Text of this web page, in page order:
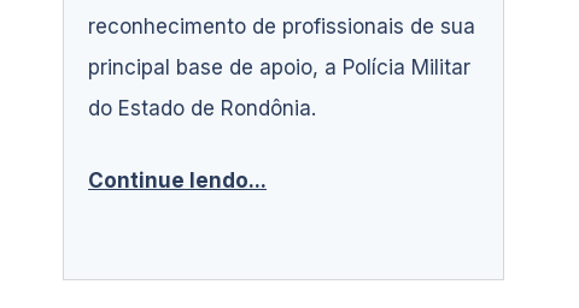
reconhecimento de profissionais de sua
principal base de apoio, a Polícia Militar
do Estado de Rondônia.
Continue lendo...